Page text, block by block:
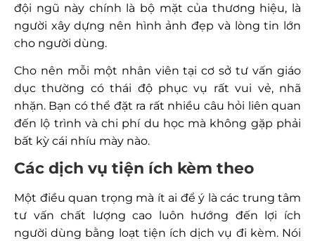
đội ngũ này chính là bộ mặt của thương hiệu, là
người xây dựng nên hình ảnh đẹp và lòng tin lớn
cho người dùng.
Cho nên mỗi một nhân viên tại cơ sở tư vấn giáo
dục thường có thái độ phục vụ rất vui vẻ, nhã
nhặn. Bạn có thể đặt ra rất nhiều câu hỏi liên quan
đến lộ trình và chi phí du học mà không gặp phải
bất kỳ cái nhíu mày nào.
Các dịch vụ tiện ích kèm theo
Một điều quan trọng mà ít ai để ý là các trung tâm
tư vấn chất lượng cao luôn hướng đến lợi ích
người dùng bằng loạt tiện ích dịch vụ đi kèm. Nói